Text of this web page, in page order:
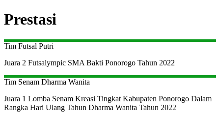
Prestasi
Tim Futsal Putri
Juara 2 Futsalympic SMA Bakti Ponorogo Tahun 2022
Tim Senam Dharma Wanita
Juara 1 Lomba Senam Kreasi Tingkat Kabupaten Ponorogo Dalam
Rangka Hari Ulang Tahun Dharma Wanita Tahun 2022